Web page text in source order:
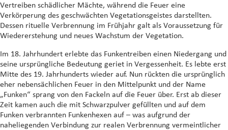
Vertreiben schädlicher Mächte, während die Feuer eine
Verkörperung des geschwächten Vegetationsgeistes darstellten.
Dessen rituelle Verbrennung im Frühjahr galt als Voraussetzung für
Wiedererstehung und neues Wachstum der Vegetation.
Im 18. Jahrhundert erlebte das Funkentreiben einen Niedergang und
seine ursprüngliche Bedeutung geriet in Vergessenheit. Es lebte erst
Mitte des 19. Jahrhunderts wieder auf. Nun rückten die ursprünglich
eher nebensächlichen Feuer in den Mittelpunkt und der Name
„Funken“ sprang von den Fackeln auf die Feuer über. Erst ab dieser
Zeit kamen auch die mit Schwarzpulver gefüllten und auf dem
Funken verbrannten Funkenhexen auf – was aufgrund der
naheliegenden Verbindung zur realen Verbrennung vermeintlicher